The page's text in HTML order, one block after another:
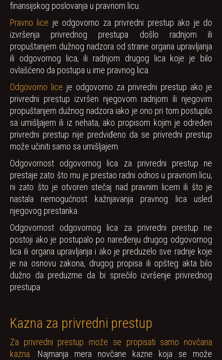
finansijskog poslovanja u pravnom licu.
Pravno lice je odgovorno za privredni prestup ako je do
izvršenja privrednog prestupa došlo radnjom ili
propuštanjem dužnog nadzora od strane organa upravljanja
ili odgovornog lica, ili radnjom drugog lica koje je bilo
ovlašćeno da postupa u ime pravnog lica.
Odgovorno lice je odgovorno za privredni prestup ako je
privredni prestup izvršen njegovom radnjom ili njegovim
propuštanjem dužnog nadzora iako je ono pri tom postupilo
sa umišljajem ili iz nehata, ako propisom kojim je određen
privredni prestup nije predviđeno da se privredni prestup
može učiniti samo sa umišljajem.
Odgovornost odgovornog lica za privredni prestup ne
prestaje zato što mu je prestao radni odnos u pravnom licu,
ni zato što je otvoren stečaj nad pravnim licem ili što je
nastala nemogućnost kažnjavanja pravnog lica usled
njegovog prestanka.
Odgovornost odgovornog lica za privredni prestup ne
postoji ako je postupalo po naređenju drugog odgovornog
lica ili organa upravljanja i ako je preduzelo sve radnje koje
je na osnovu zakona, drugog propisa ili opšteg akta bilo
dužno da preduzme da bi sprečilo izvršenje privrednog
prestupa.
Kazna za privredni prestup
Za privredni prestup može se propisati samo novčana
kazna.
Najmanja mera novčane kazne koja se može